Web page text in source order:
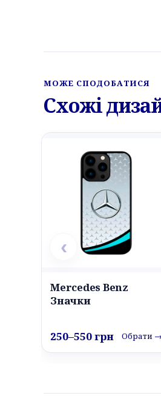
МОЖЕ СПОДОБАТИСЯ
Схожі
‹
Mercedes Benz
Значки
250–550 грн Обрати →